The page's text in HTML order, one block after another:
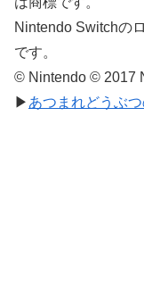
Nintendo Switchの
です。
© Nintendo © 2017
▶ あつまれどうぶ